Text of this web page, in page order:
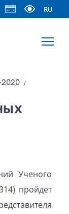
RU
2020 /
Ученого
пройдет